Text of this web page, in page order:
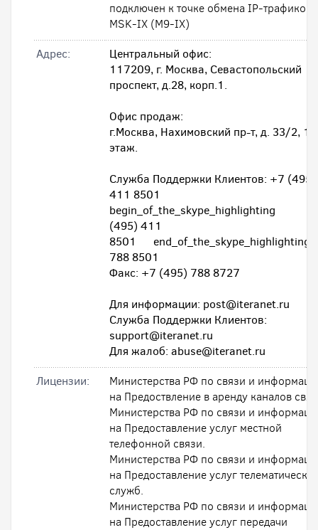
подключен к точке обмена IP-трафиком
MSK-IX (M9-IX)
Адрес:
Центральный офис:
117209, г. Москва, Севастопольский
проспект, д.28, корп.1.
Офис продаж:
г.Москва, Нахимовский пр-т, д. 33/2, 1
этаж.
Служба Поддержки Клиентов: +7 (495)
411 8501
begin_of_the_skype_highlighting
(495) 411
8501 end_of_the_skype_highlighting,
788 8501
Факс: +7 (495) 788 8727
Для информации: post@iteranet.ru
Служба Поддержки Клиентов:
support@iteranet.ru
Для жалоб: abuse@iteranet.ru
Лицензии:
Министерства РФ по связи и
на Предоствление в аренду каналов
Министерства РФ по связи и
на Предоставление услуг местной
телефонной связи.
Министерства РФ по связи и
на Предоставление услуг
служб.
Министерства РФ по связи и
на Предоставление услуг передачи